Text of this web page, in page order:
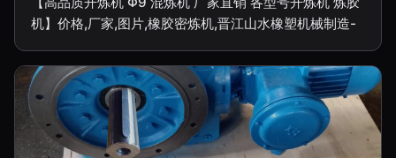
机】价格,厂家,图片,橡胶密炼机,晋江山水橡塑机械制造-